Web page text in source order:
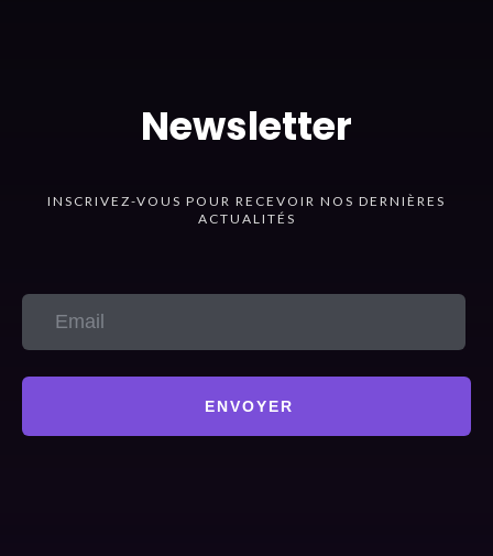
Newsletter
INSCRIVEZ-VOUS POUR RECEVOIR NOS DERNIÈRES
ACTUALITÉS
ENVOYER